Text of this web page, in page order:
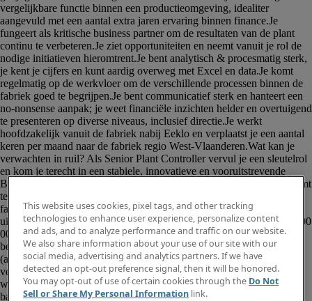
This website uses cookies, pixel tags, and other tracking
technologies to enhance user experience, personalize content
and ads, and to analyze performance and traffic on our website.
We also share information about your use of our site with our
social media, advertising and analytics partners. If we have
detected an opt-out preference signal, then it will be honored.
You may opt-out of use of certain cookies through the Do Not
Sell or Share My Personal Information link.